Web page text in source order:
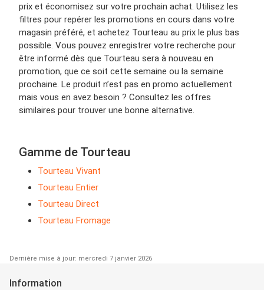
prix et économisez sur votre prochain achat. Utilisez les
filtres pour repérer les promotions en cours dans votre
magasin préféré, et achetez Tourteau au prix le plus bas
possible. Vous pouvez enregistrer votre recherche pour
être informé dès que Tourteau sera à nouveau en
promotion, que ce soit cette semaine ou la semaine
prochaine. Le produit n’est pas en promo actuellement
mais vous en avez besoin ? Consultez les offres
similaires pour trouver une bonne alternative.
Gamme de Tourteau
Tourteau Vivant
Tourteau Entier
Tourteau Direct
Tourteau Fromage
Dernière mise à jour: mercredi 7 janvier 2026
Information